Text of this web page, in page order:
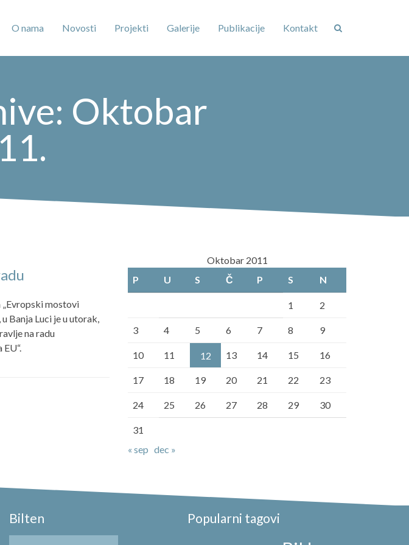
O nama Novosti Projekti Galerije Publikacije Kontakt
Oktobar
mostovi
Banja Luci je u utorak,
na radu
Oktobar 2011
P
U S Č P S N
1 2
3 4 5 6 7 8 9
10 11 12 13 14 15 16
17 18 19 20 21 22 23
24 25 26 27 28 29 30
31
« sep dec »
Bilten Popularni tagovi